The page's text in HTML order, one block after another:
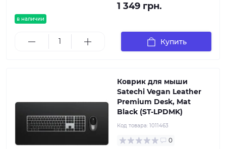
в наличии
1 349 грн.
Купить
Коврик для мыши
Satechi Vegan Leather
Premium Desk, Mat
Black (ST-LPDMK)
Код товара: 1011463
0